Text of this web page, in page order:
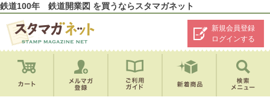
鉄道100年 鉄道開業図 を買うならスタマガネット
新規会員登録
ログインする